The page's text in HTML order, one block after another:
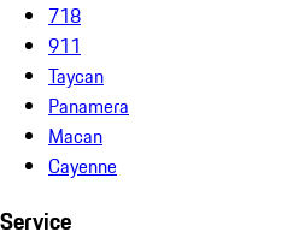
718
911
Taycan
Panamera
Macan
Cayenne
Service